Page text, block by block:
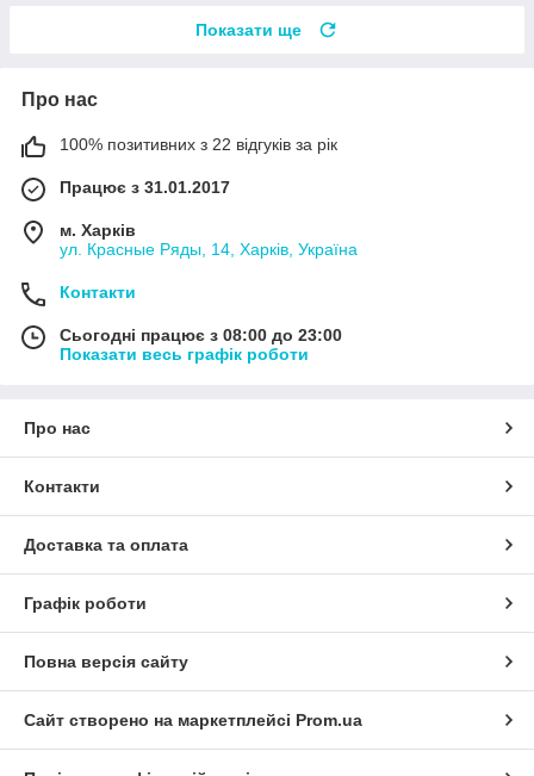
Показати ще
Про нас
100% позитивних з 22 відгуків за рік
Працює з 31.01.2017
м. Харків
ул. Красные Ряды, 14, Харків, Україна
Контакти
Сьогодні працює з 08:00 до 23:00
Показати весь графік роботи
Про нас
Контакти
Доставка та оплата
Графік роботи
Повна версія сайту
Сайт створено на маркетплейсі Prom.ua